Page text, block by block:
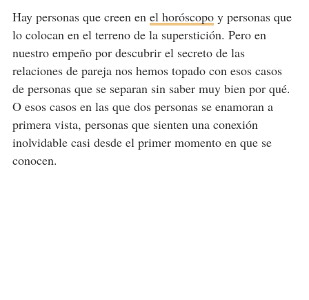
Hay personas que creen en el horóscopoy personas que
lo colocan en el terreno de la superstición. Pero en
nuestro empeño por descubrir el secreto de las
relaciones de pareja nos hemos topado con esos casos
de personas que se separan sin saber muy bien por qué.
O esos casos en las que dos personas se enamoran a
primera vista, personas que sienten una conexión
inolvidable casi desde el primer momento en que se
conocen.